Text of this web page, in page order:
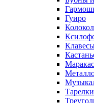
Гуиро
Тарелки